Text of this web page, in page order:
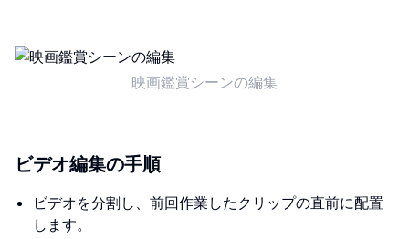
映画鑑賞シーンの編集
ビデオ編集の手順
ビデオを分割し、前回作業したクリップの直前に配置
します。